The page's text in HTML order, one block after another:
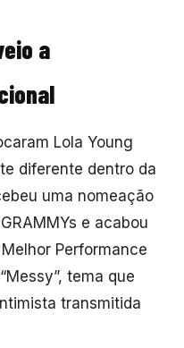
a
Lola Young
diferente dentro da
uma nomeação
e acabou
Performance
tema que
transmitida